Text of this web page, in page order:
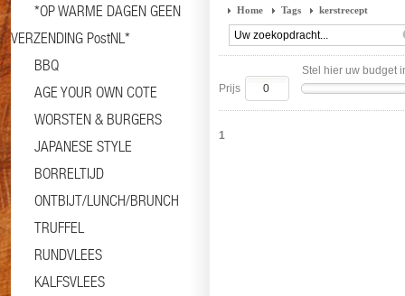
*OP WARME DAGEN GEEN
VERZENDING PostNL*
BBQ
AGE YOUR OWN COTE
WORSTEN & BURGERS
JAPANESE STYLE
BORRELTIJD
ONTBIJT/LUNCH/BRUNCH
TRUFFEL
RUNDVLEES
KALFSVLEES
Home Tags kerstrecept
Stel hier uw budget
Prijs
1